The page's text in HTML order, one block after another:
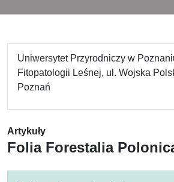
Uniwersytet Przyrodniczy w
Fitopatologii Leśnej, ul. Wojska
Poznań
Artykuły
Folia Forestalia